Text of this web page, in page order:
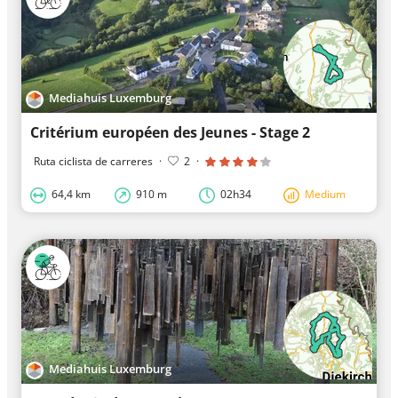
Mediahuis Luxemburg
Critérium européen des Jeunes - Stage 2
Ruta ciclista de carreres · 2 ·
64,4 km 910 m 02h34 Medium
Mediahuis Luxemburg